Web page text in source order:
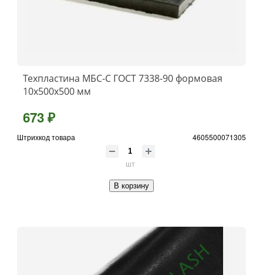
Техпластина МБС-C ГОСТ 7338-90 формовая
10x500х500 мм
673 ₽
Штрихкод товара 4605500071305
шт
В корзину